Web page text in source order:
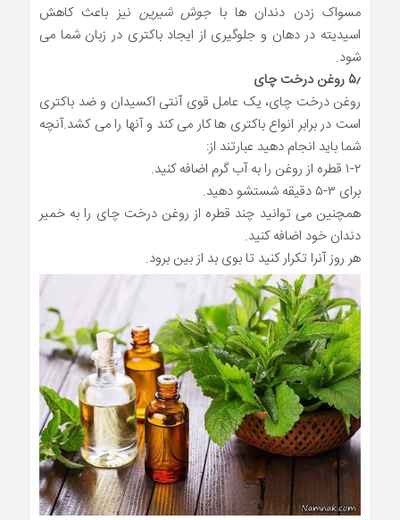
مسواک زدن دندان ها باجوش شیرین نیز باعث کاهش
اسیدیته در دهان و جلوگیری از ایجاد باکتری در زبان شما می
شود.
۵٫ روغن درخت چای
روغن درخت چای، یک عامل قوی آنتی اکسیدان و ضد باکتری
است در برابر انواع باکتری ها کار می کند و آنها را می کشد.آنچه
شما باید انجام دهید عبارتند از:
۱-۲ قطره از روغن را به آب گرم اضافه کنید.
برای ۳-۵ دقیقه شستشو دهید.
همچنین می توانید چند قطره از روغن درخت چای را به خمیر
دندان خود اضافه کنید.
هر روز آنرا تکرار کنید تا بوی بد از بین برود.